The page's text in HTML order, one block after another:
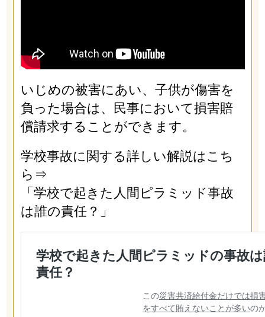
いじめの被害にあい、子供が傷害を
負った場合は、民事において損害賠
償請求することができます。
学校事故に関する詳しい解説はこち
ら⇒
「学校で起きた人間ピラミッド事故
は誰の責任？」